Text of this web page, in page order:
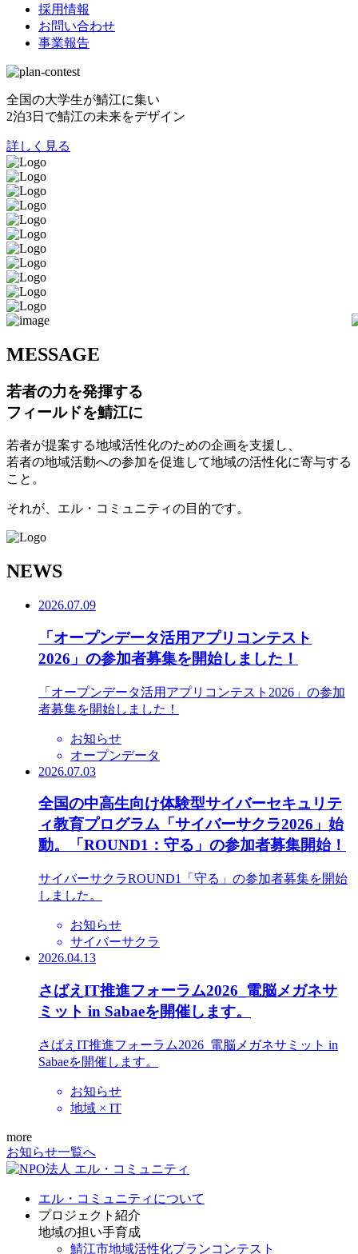
採用情報
お問い合わせ
事業報告
全国の大学生が鯖江に集い
2泊3日で鯖江の未来をデザイン
詳しく見る
MESSAGE
若者の力を発揮する
フィールドを鯖江に
若者が提案する地域活性化のための企画を支援し、
若者の地域活動への参加を促進して地域の活性化に寄与する
こと。
それが、エル・コミュニティの目的です。
NEWS
2026.07.09
「オープンデータ活用アプリコンテスト
2026」の参加者募集を開始しました！
「オープンデータ活用アプリコンテスト2026」の参加
者募集を開始しました！
お知らせ
オープンデータ
2026.07.03
全国の中高生向け体験型サイバーセキュリテ
ィ教育プログラム「サイバーサクラ2026」始
動。「ROUND1：守る」の参加者募集開始！
サイバーサクラROUND1「守る」の参加者募集を開始
しました。
お知らせ
サイバーサクラ
2026.04.13
さばえIT推進フォーラム2026_電脳メガネサ
ミット in Sabaeを開催します。
さばえIT推進フォーラム2026_電脳メガネサミット in
Sabaeを開催します。
お知らせ
地域 × IT
more
お知らせ一覧へ
エル・コミュニティについて
プロジェクト紹介
地域の担い手育成
鯖江市地域活性化プランコンテスト